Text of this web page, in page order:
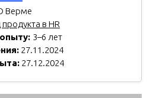
Верме
в HR
3–6 лет
27.11.2024
27.12.2024